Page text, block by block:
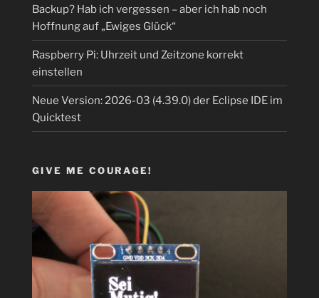
Backup? Hab ich vergessen – aber ich hab noch
Hoffnung auf „Ewiges Glück“
Raspberry Pi: Uhrzeit und Zeitzone korrekt
einstellen
Neue Version: 2026-03 (4.39.0) der Eclipse IDE im
Quicktest
GIVE ME COURAGE!